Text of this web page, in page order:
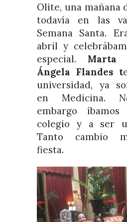
Olite, una mañana
todavía en las
Semana Santa.
abril y
especial. Marta
Ángela Flandes t
universidad, ya
en Medicina.
embargo
colegio y a ser
Tanto cambio
fiesta.